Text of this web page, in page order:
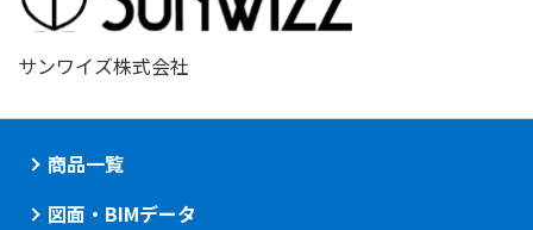
サンワイズ株式会社
商品一覧
図面・BIMデータ